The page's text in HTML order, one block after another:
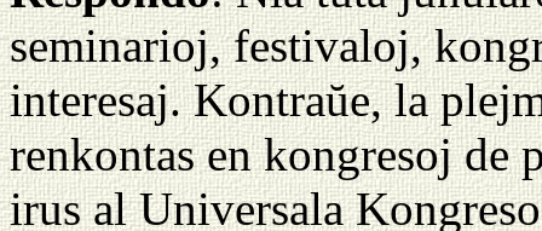
seminarioj, festivaloj,
interesaj. Kontraŭe, la
renkontas en kongresoj de
irus al Universala